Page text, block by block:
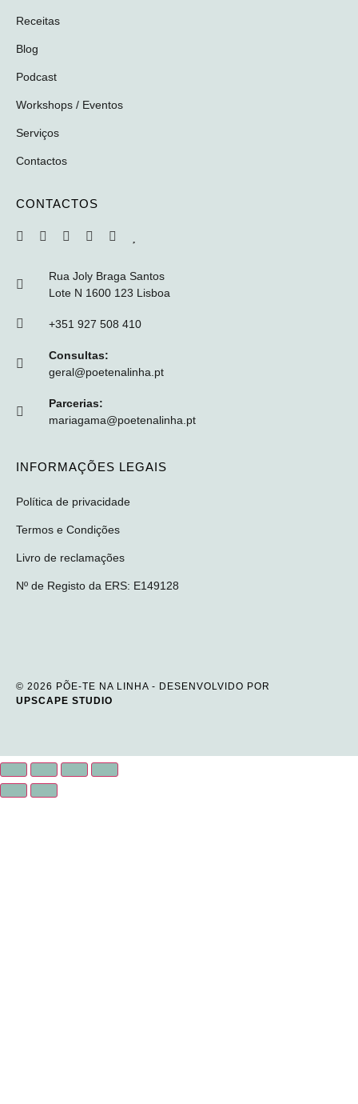
Receitas
Blog
Podcast
Workshops / Eventos
Serviços
Contactos
CONTACTOS
Rua Joly Braga Santos
Lote N 1600 123 Lisboa
+351 927 508 410
Consultas:
geral@poetenalinha.pt
Parcerias:
mariagama@poetenalinha.pt
INFORMAÇÕES LEGAIS
Política de privacidade
Termos e Condições
Livro de reclamações
Nº de Registo da ERS: E149128
© 2026 PÕE-TE NA LINHA - DESENVOLVIDO POR
UPSCAPE STUDIO